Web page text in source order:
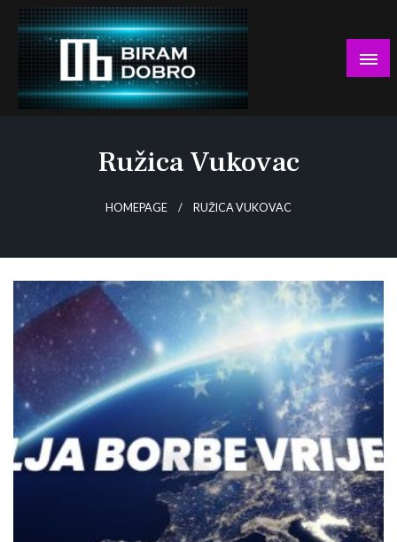
Skip
content
Ružica Vukovac
HOMEPAGE RUŽICA VUKOVAC